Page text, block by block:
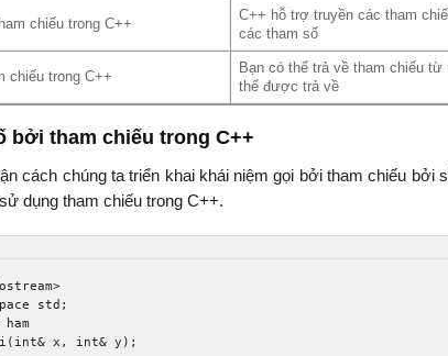
chiếu trong C++
C++ hỗ trợ truyền các tham
các tham số
chiếu trong C++
Bạn có thể trả về tham chiếu
thể được trả về
bởi tham chiếu trong C++
cách chúng ta triển khai khái niệm gọi bởi tham chiếu
dụng tham chiếu trong C++.
std ;
( int& x , int& y );